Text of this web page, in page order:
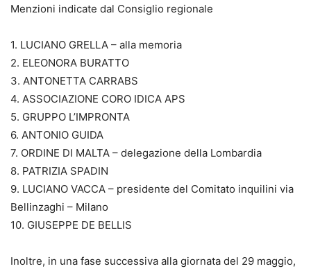
Menzioni indicate dal Consiglio regionale
1. LUCIANO GRELLA – alla memoria
2. ELEONORA BURATTO
3. ANTONETTA CARRABS
4. ASSOCIAZIONE CORO IDICA APS
5. GRUPPO L’IMPRONTA
6. ANTONIO GUIDA
7. ORDINE DI MALTA – delegazione della Lombardia
8. PATRIZIA SPADIN
9. LUCIANO VACCA – presidente del Comitato inquilini via
Bellinzaghi – Milano
10. GIUSEPPE DE BELLIS
Inoltre, in una fase successiva alla giornata del 29 maggio,